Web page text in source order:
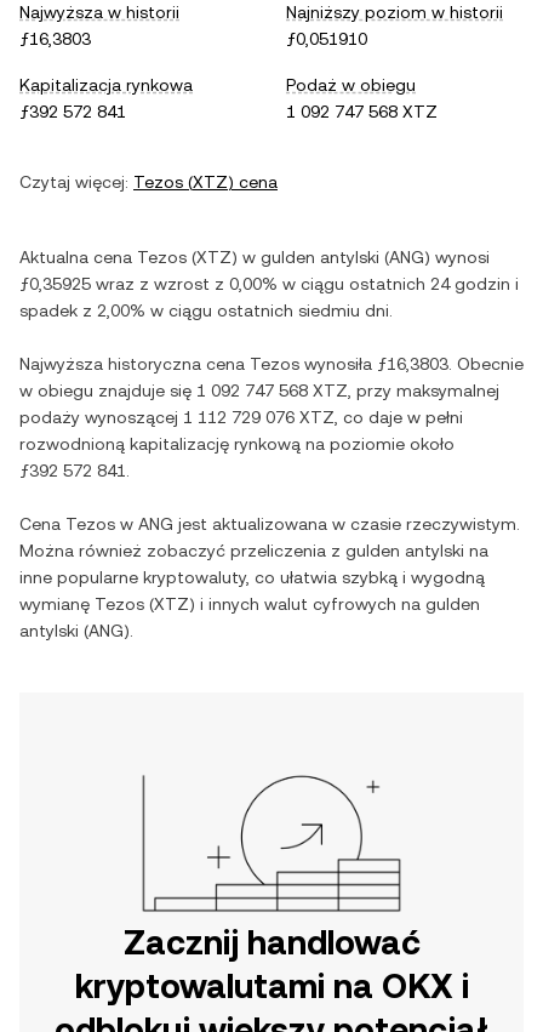
Najwyższa w historii
ƒ16,3803
Najniższy poziom w historii
ƒ0,051910
Kapitalizacja rynkowa
ƒ392 572 841
Podaż w obiegu
1 092 747 568 XTZ
Czytaj więcej: Tezos (XTZ) cena
Aktualna cena Tezos (XTZ) w gulden antylski (ANG) wynosi
ƒ0,35925 wraz z wzrost z 0,00% w ciągu ostatnich 24 godzin i
spadek z 2,00% w ciągu ostatnich siedmiu dni.
Najwyższa historyczna cena Tezos wynosiła ƒ16,3803 . Obecnie
w obiegu znajduje się 1 092 747 568 XTZ , przy maksymalnej
podaży wynoszącej 1 112 729 076 XTZ , co daje w pełni
rozwodnioną kapitalizację rynkową na poziomie około
ƒ392 572 841
Cena Tezos w ANG jest aktualizowana w czasie rzeczywistym.
Można również zobaczyć przeliczenia z gulden antylski na
inne popularne kryptowaluty, co ułatwia szybką i wygodną
wymianę Tezos (XTZ) i innych walut cyfrowych na gulden
antylski (ANG).
Zacznij handlować
kryptowalutami na OKX i